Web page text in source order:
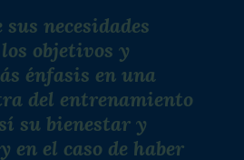
necesidades
objetivos y
énfasis en una
del entrenamiento
su bienestar y
en el caso de haber